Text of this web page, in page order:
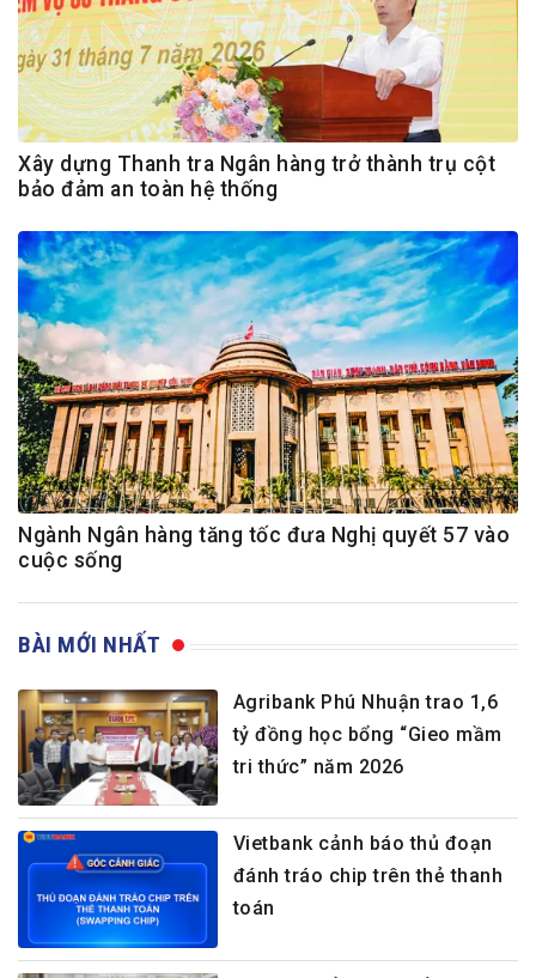
Xây dựng Thanh tra Ngân hàng trở thành trụ cột
bảo đảm an toàn hệ thống
Ngành Ngân hàng tăng tốc đưa Nghị quyết 57 vào
cuộc sống
BÀI MỚI NHẤT
Agribank Phú Nhuận trao 1,6
tỷ đồng học bổng “Gieo mầm
tri thức” năm 2026
Vietbank cảnh báo thủ đoạn
đánh tráo chip trên thẻ thanh
toán